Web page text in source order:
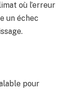
où l’erreur
un échec
pour